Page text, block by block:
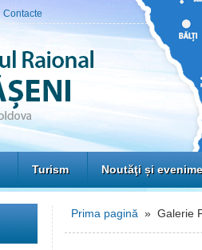
Contacte
Turism Noutăţi și
Prima pagină » Galerie